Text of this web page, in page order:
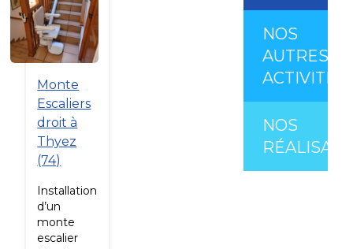
Monte
Escaliers
droit à
Thyez
(74)
Installation
d’un
monte
escalier
NOS
AUTRES
ACTIVITÉS
NOS